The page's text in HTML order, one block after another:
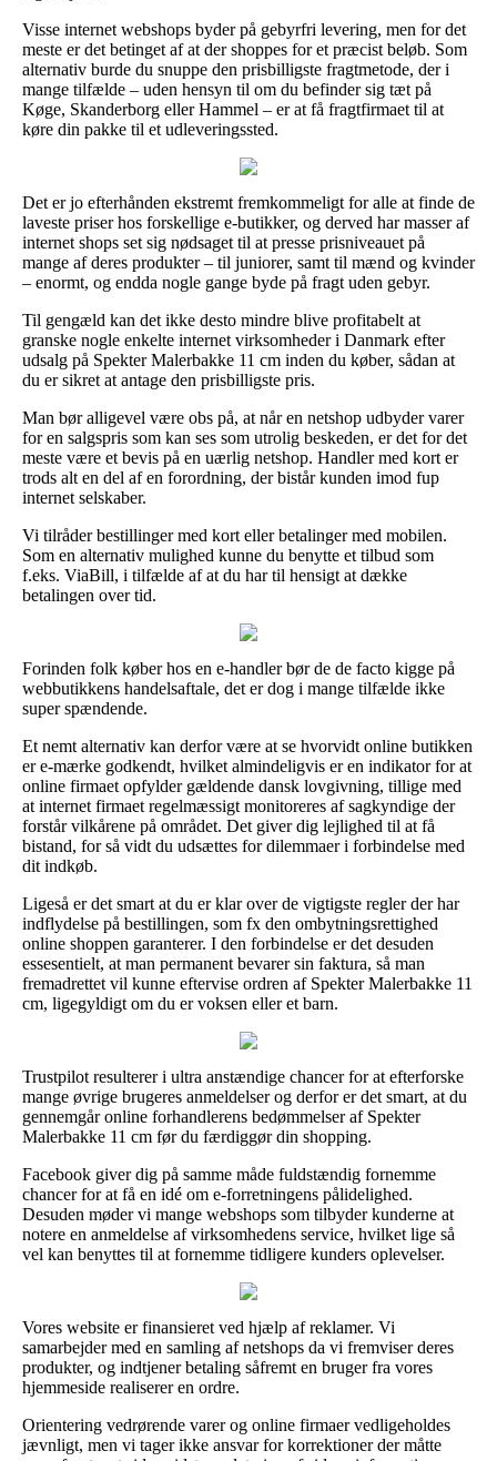
Visse internet webshops byder på gebyrfri levering, men for det
meste er det betinget af at der shoppes for et præcist beløb. Som
alternativ burde du snuppe den prisbilligste fragtmetode, der i
mange tilfælde – uden hensyn til om du befinder sig tæt på
Køge, Skanderborg eller Hammel – er at få fragtfirmaet til at
køre din pakke til et udleveringssted.
Det er jo efterhånden ekstremt fremkommeligt for alle at finde de
laveste priser hos forskellige e-butikker, og derved har masser af
internet shops set sig nødsaget til at presse prisniveauet på
mange af deres produkter – til juniorer, samt til mænd og kvinder
– enormt, og endda nogle gange byde på fragt uden gebyr.
Til gengæld kan det ikke desto mindre blive profitabelt at
granske nogle enkelte internet virksomheder i Danmark efter
udsalg på Spekter Malerbakke 11 cm inden du køber, sådan at
du er sikret at antage den prisbilligste pris.
Man bør alligevel være obs på, at når en netshop udbyder varer
for en salgspris som kan ses som utrolig beskeden, er det for det
meste være et bevis på en uærlig netshop. Handler med kort er
trods alt en del af en forordning, der bistår kunden imod fup
internet selskaber.
Vi tilråder bestillinger med kort eller betalinger med mobilen.
Som en alternativ mulighed kunne du benytte et tilbud som
f.eks. ViaBill, i tilfælde af at du har til hensigt at dække
betalingen over tid.
Forinden folk køber hos en e-handler bør de de facto kigge på
webbutikkens handelsaftale, det er dog i mange tilfælde ikke
super spændende.
Et nemt alternativ kan derfor være at se hvorvidt online butikken
er e-mærke godkendt, hvilket almindeligvis er en indikator for at
online firmaet opfylder gældende dansk lovgivning, tillige med
at internet firmaet regelmæssigt monitoreres af sagkyndige der
forstår vilkårene på området. Det giver dig lejlighed til at få
bistand, for så vidt du udsættes for dilemmaer i forbindelse med
dit indkøb.
Ligeså er det smart at du er klar over de vigtigste regler der har
indflydelse på bestillingen, som fx den ombytningsrettighed
online shoppen garanterer. I den forbindelse er det desuden
essesentielt, at man permanent bevarer sin faktura, så man
fremadrettet vil kunne eftervise ordren af Spekter Malerbakke 11
cm, ligegyldigt om du er voksen eller et barn.
Trustpilot resulterer i ultra anstændige chancer for at efterforske
mange øvrige brugeres anmeldelser og derfor er det smart, at du
gennemgår online forhandlerens bedømmelser af Spekter
Malerbakke 11 cm før du færdiggør din shopping.
Facebook giver dig på samme måde fuldstændig fornemme
chancer for at få en idé om e-forretningens pålidelighed.
Desuden møder vi mange webshops som tilbyder kunderne at
notere en anmeldelse af virksomhedens service, hvilket lige så
vel kan benyttes til at fornemme tidligere kunders oplevelser.
Vores website er finansieret ved hjælp af reklamer. Vi
samarbejder med en samling af netshops da vi fremviser deres
produkter, og indtjener betaling såfremt en bruger fra vores
hjemmeside realiserer en ordre.
Orientering vedrørende varer og online firmaer vedligeholdes
jævnligt, men vi tager ikke ansvar for korrektioner der måtte